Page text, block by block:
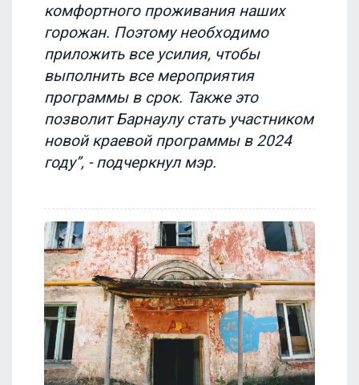
комфортного проживания наших
горожан. Поэтому необходимо
приложить все усилия, чтобы
выполнить все мероприятия
программы в срок. Также это
позволит Барнаулу стать участником
новой краевой программы в 2024
году”, - подчеркнул мэр.